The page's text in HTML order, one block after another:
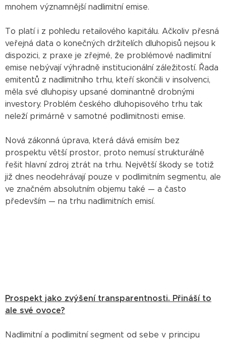
mnohem významnější nadlimitní emise.
To platí i z pohledu retailového kapitálu. Ačkoliv přesná
veřejná data o konečných držitelích dluhopisů nejsou k
dispozici, z praxe je zřejmé, že problémové nadlimitní
emise nebývají výhradně institucionální záležitostí. Řada
emitentů z nadlimitního trhu, kteří skončili v insolvenci,
měla své dluhopisy upsané dominantně drobnými
investory. Problém českého dluhopisového trhu tak
neleží primárně v samotné podlimitnosti emise.
Nová zákonná úprava, která dává emisím bez
prospektu větší prostor, proto nemusí strukturálně
řešit hlavní zdroj ztrát na trhu. Největší škody se totiž
již dnes neodehrávají pouze v podlimitním segmentu, ale
ve značném absolutním objemu také — a často
především — na trhu nadlimitních emisí.
Prospekt jako zvýšení transparentnosti. Přináší to
ale své ovoce?
Nadlimitní a podlimitní segment od sebe v principu